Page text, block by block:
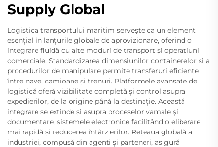
Supply Global
Logistica transportului maritim servește ca un element
esențial în lanțurile globale de aprovizionare, oferind o
integrare fluidă cu alte moduri de transport și operațiuni
comerciale. Standardizarea dimensiunilor containerelor și a
procedurilor de manipulare permite transferuri eficiente
între nave, camioane și trenuri. Platformele avansate de
logistică oferă vizibilitate completă și control asupra
expedierilor, de la origine până la destinație. Această
integrare se extinde și asupra proceselor vamale și
documentare, sistemele electronice facilitând o eliberare
mai rapidă și reducerea întârzierilor. Rețeaua globală a
industriei, compusă din agenți și parteneri, asigură